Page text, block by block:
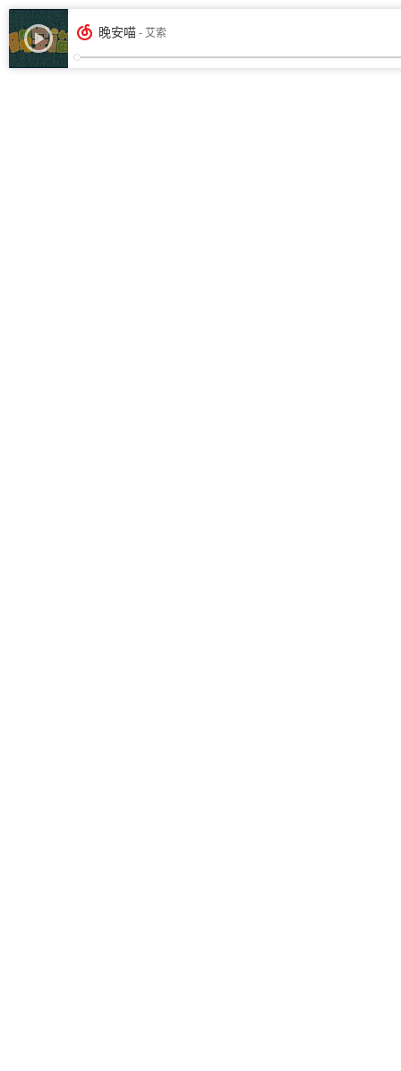
晚安喵 - 艾索